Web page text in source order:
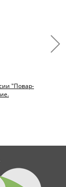
"Повар-